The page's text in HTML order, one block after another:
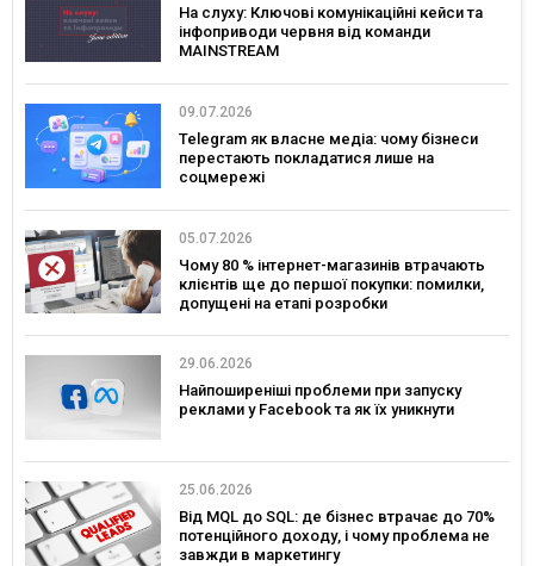
На слуху: Ключові комунікаційні кейси та
інфоприводи червня від команди
MAINSTREAM
09.07.2026
Telegram як власне медіа: чому бізнеси
перестають покладатися лише на
соцмережі
05.07.2026
Чому 80 % інтернет-магазинів втрачають
клієнтів ще до першої покупки: помилки,
допущені на етапі розробки
29.06.2026
Найпоширеніші проблеми при запуску
реклами у Facebook та як їх уникнути
25.06.2026
Від MQL до SQL: де бізнес втрачає до 70%
потенційного доходу, і чому проблема не
завжди в маркетингу